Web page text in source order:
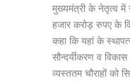
मुख्यमंत्री के नेतृत्व में
हजार करोड़ रुपए के
कहा कि यहां के
सौन्दर्यीकरण व
व्यस्ततम चौराहों को